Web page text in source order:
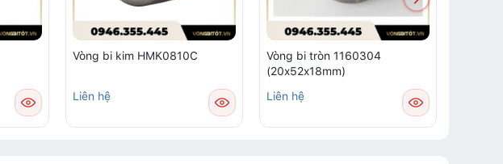
Vòng bi kim HMK0810C
Liên hệ
Vòng bi tròn 1160304
(20x52x18mm)
Liên hệ